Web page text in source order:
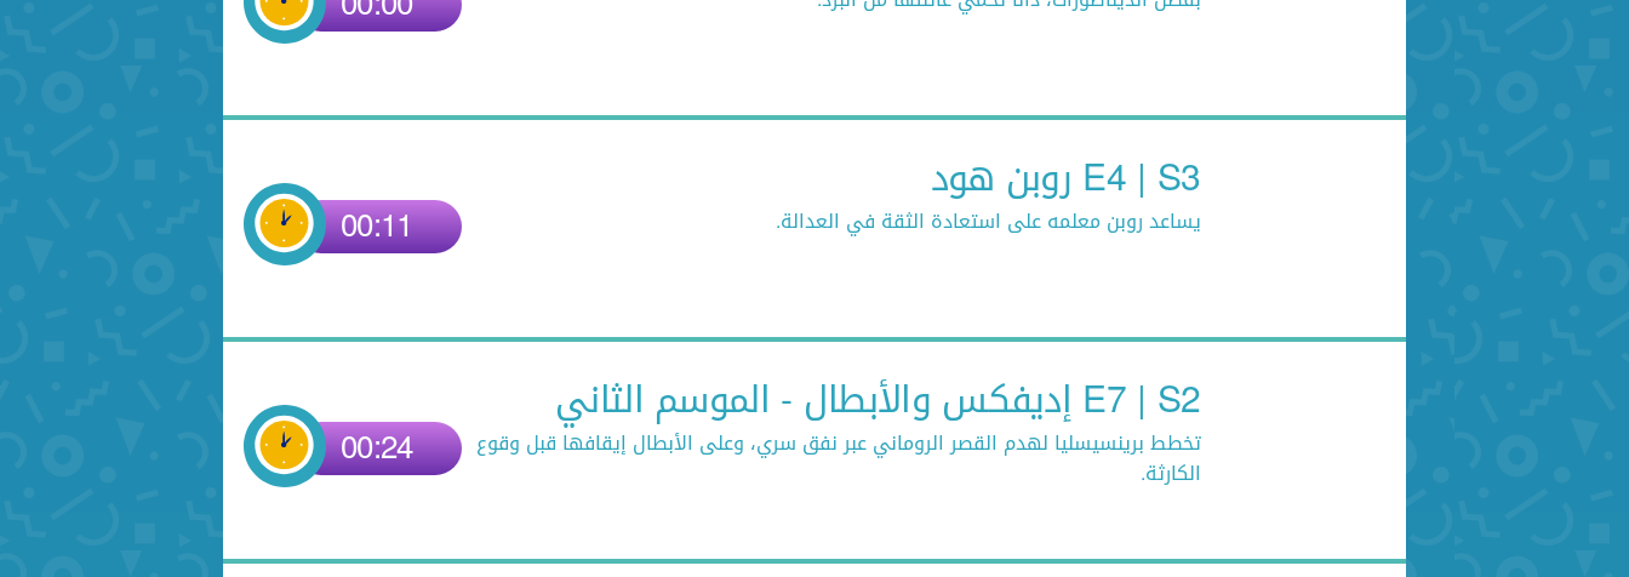
E4 | S3 روبن هود
يساعد روبن معلمه على استعادة الثقة في العدالة. 00:11
E7 | S2 إديفكس والأبطال - الموسم الثاني
تخطط برينسيسليا لهدم القصر الروماني عبر نفق سري، وعلى الأبطال إيقافها قبل وقوع
الكارثة.
00:24